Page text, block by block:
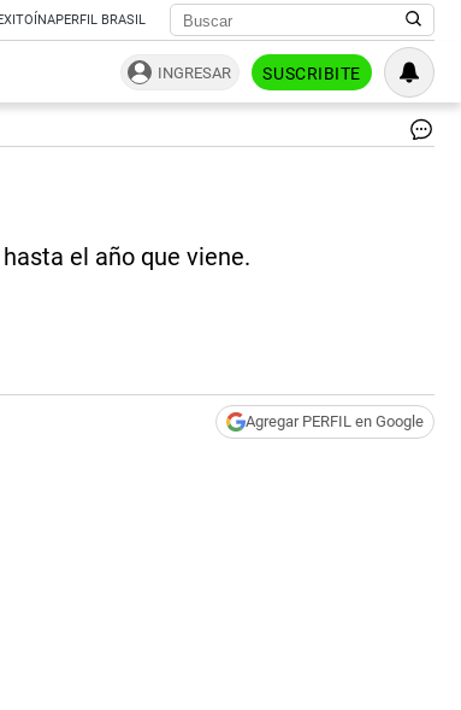
PERFIL BRASIL
INGRESAR SUSCRIBITE
el año que viene.
Agregar PERFIL en Google